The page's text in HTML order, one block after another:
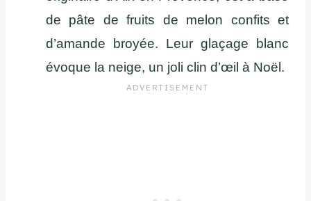
de pâte de fruits de melon confits et
d’amande broyée. Leur glaçage blanc
évoque la neige, un joli clin d’œil à Noël.